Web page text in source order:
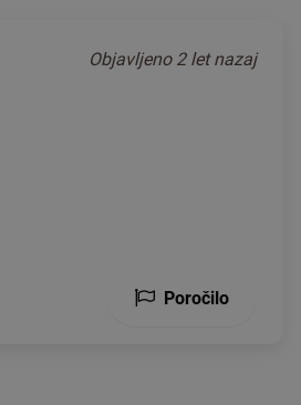
Objavljeno 2 let nazaj
Poročilo